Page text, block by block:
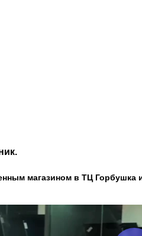
магазином в ТЦ Горбушка